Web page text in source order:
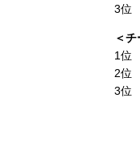
3位
＜
1位
2位
3位